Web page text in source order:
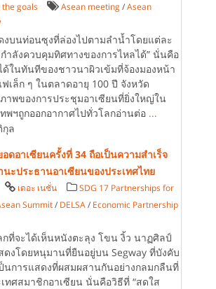
goals
Asean meeting /Asean
งบนท่อนซุงที่ล่องไปตามลำน้ำโดยแต่ละ
ำลังควบคุมทิศทางของการไหลได้” นั่นคือ
ด้ในทันทีของชาวนาผิวเข้มที่จ้องมองหน้า
เล็ก ๆ ในตลาดอายุ 100 ปี จังหวัด
าพของการประชุมอาเซียนที่ยิ่งใหญ่ใน
ทพฯถูกออกอากาศไปทั่วโลกอ่านต่อ ...
ล
ดอาเซียนครั้งที่ 34 ถือเป็นความสำเร็จ
ะประธานอาเซียนของประเทศไทย
เดอะ เนชั่น
SDG 17 Partnerships for
Summit / DELSA / Economic Partnership
ที่จะได้เห็นหนังตะลุง โขน งิ้ว นาฏศิลป์
งโดยหนุมานที่ยืนอยู่บน Segway ที่บังคับ
นการแสดงที่ผสมผสานกันอย่างกลมกลืนที่
ทศสมาชิกอาเซียน นั่นคือวิธีที่ “สดใส